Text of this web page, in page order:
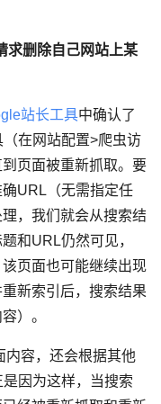
求删除自己网站上某
站长工具中确认了
在网站配置>爬虫访
页面被重新抓取。要
URL（无需指定任
，我们就会从搜索结
和URL仍然可见，
页面也可能继续出现
新索引后，搜索结果
）。
内容，还会根据其他
因为这样，当搜索